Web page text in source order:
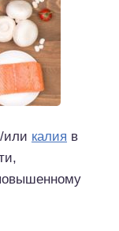
или калия в